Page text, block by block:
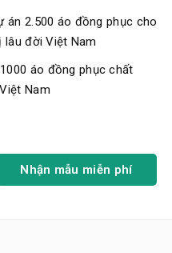
án 2.500 áo đồng phục cho
đời Việt Nam
áo đồng phục chất
Nam
Nhận mẫu miễn phí